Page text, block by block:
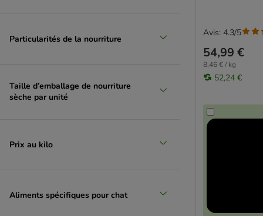
Sans gluten
Chaton
Problèmes urinaires
Croquettes sans poulet
Simpsons
Particularités de la nourriture
Taille d’emballage de nourriture
sèche par unité
Prix au kilo
Aliments spécifiques pour chat
54,99 €
8,46 € / kg
52,24 €
Avis: 4.3/5